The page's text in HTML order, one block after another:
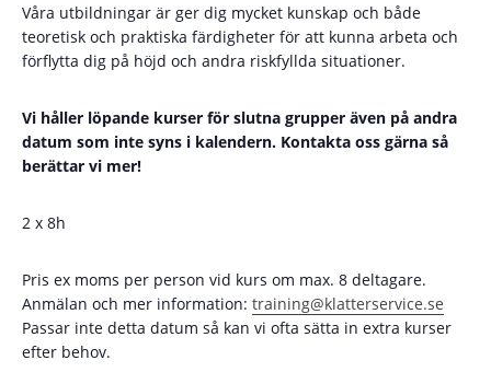
Våra utbildningar är ger dig mycket kunskap och både
teoretisk och praktiska färdigheter för att kunna arbeta och
förflytta dig på höjd och andra riskfyllda situationer.
Vi håller löpande kurser för slutna grupper även på andra
datum som inte syns i kalendern. Kontakta oss gärna så
berättar vi mer!
2 x 8h
Pris ex moms per person vid kurs om max. 8 deltagare.
Anmälan och mer information: training@klatterservice.se
Passar inte detta datum så kan vi ofta sätta in extra kurser
efter behov.